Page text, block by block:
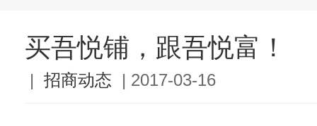
买吾悦铺，跟吾悦富！
| 招商动态 | 2017-03-16